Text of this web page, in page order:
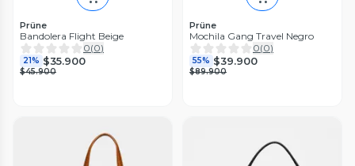
Prüne
Bandolera Flight Beige
0(0)
21% $35.900
$45.900
Prüne
Mochila Gang Travel Negro
0(0)
55% $39.900
$89.900